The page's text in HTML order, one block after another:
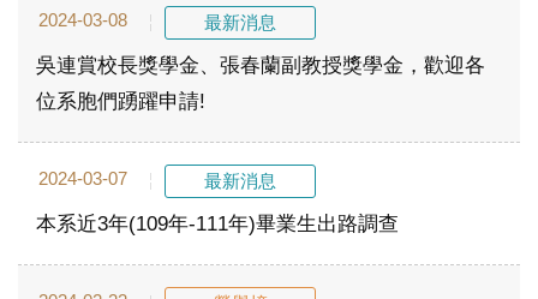
2024-03-08 最新消息
吳連賞校長獎學金、張春蘭副教授獎學金，歡迎各
位系胞們踴躍申請!
2024-03-07 最新消息
本系近3年(109年-111年)畢業生出路調查